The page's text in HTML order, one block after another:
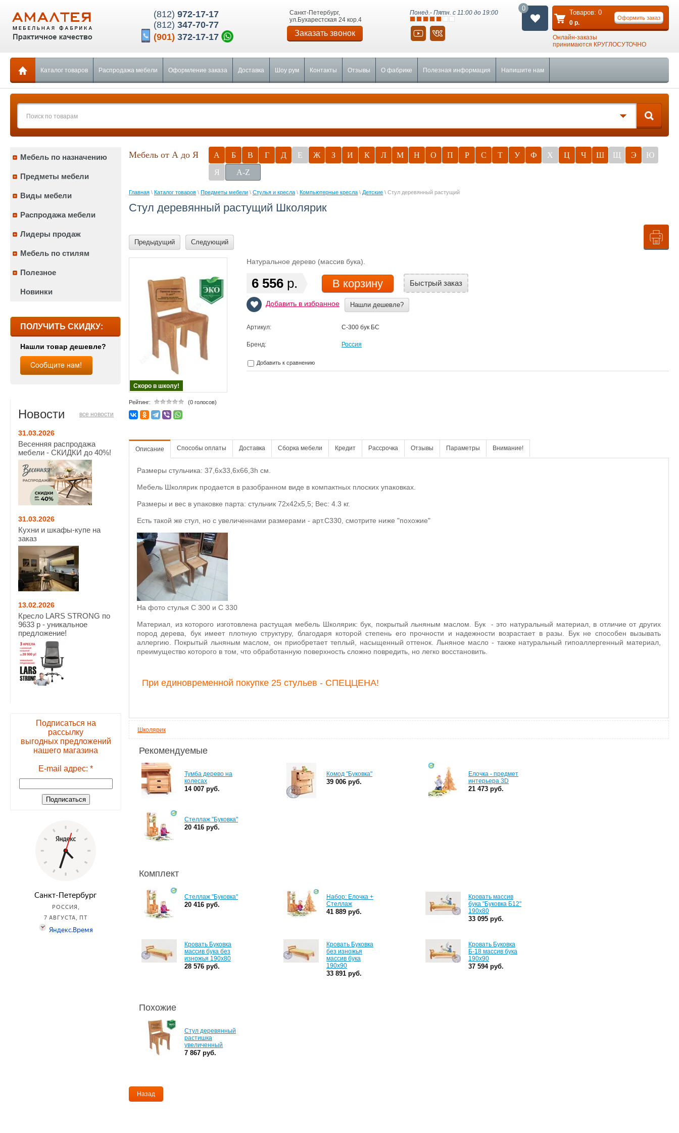
(812) 972-17-17
(812) 347-70-77
(901) 372-17-17
Санкт-Петербург,
ул.Бухарестская 24 кор.4
Заказать звонок
Понед.- Пятн. с 11:00 до 19:00
Онлайн-заказы
принимаются КРУГЛОСУТОЧНО
Оформить заказ
Товаров: 0
0 р.
0
Каталог товаров Распродажа мебели Оформление заказа Доставка Шоу рум Контакты Отзывы О фабрике Полезная информация Напишите нам
Мебель по назначению
Предметы мебели
Виды мебели
Распродажа мебели
Лидеры продаж
Мебель по стилям
Полезное
Новинки
ПОЛУЧИТЬ СКИДКУ:
Нашли товар дешевле?
Новости все новости
31.03.2026
Весенняя распродажа
мебели - СКИДКИ до 40%!
31.03.2026
Кухни и шкафы-купе на
заказ
13.02.2026
Кресло LARS STRONG по
9633 р - уникальное
предложение!
Подписаться на
рассылку
выгодных предложений
нашего магазина
E-mail адрес: *
Мебель от А до Я А Б В Г Д Е Ж З И К Л М Н О П Р С Т У Ф Х Ц Ч Ш Щ Э
Ю
Я
A-Z
Главная \ Каталог товаров \ Предметы мебели \ Стулья и кресла \ Компьютерные кресла \ Детские \ Стул деревянный растущий
Стул деревянный растущий Школярик
Предыдущий Следующий
Скоро в школу!
Рейтинг: (0 голосов)
Натуральное дерево (массив бука).
6 556 р. В корзину Быстрый заказ
Добавить в избранное Нашли дешевле?
Артикул: С-300 бук БС
Бренд: Россия
Добавить к сравнению
Описание Способы оплаты Доставка Сборка мебели Кредит Рассрочка Отзывы Параметры Внимание!
Размеры стульчика: 37,6х33,6х66,3h см.
Мебель Школярик продается в разобранном виде в компактных плоских упаковках.
Размеры и вес в упаковке парта: стульчик 72х42х5,5; Вес: 4.3 кг.
Есть такой же стул, но с увеличеннами размерами - арт.С330, смотрите ниже "похожие"
На фото стулья С 300 и С 330
Материал, из которого изготовлена растущая мебель Школярик: бук, покрытый льняным маслом. Бук - это натуральный материал, в отличие от других
пород дерева, бук имеет плотную структуру, благодаря которой степень его прочности и надежности возрастает в разы. Бук не способен вызывать
аллергию. Покрытый льняным маслом, он приобретает теплый, насыщенный оттенок. Льняное масло - также натуральный гипоаллергенный материал,
преимущество которого в том, что обработанную поверхность сложно повредить, но легко восстановить.
При единовременной покупке 25 стульев - СПЕЦЦЕНА!
Школярик
Рекомендуемые
Тумба дерево на
колесах
14 007 руб.
Комод "Буковка"
39 006 руб.
Елочка - предмет
интерьера 3D
21 473 руб.
Стеллаж "Буковка"
20 416 руб.
Комплект
Стеллаж "Буковка"
20 416 руб.
Набор: Елочка +
Стеллаж
41 889 руб.
Кровать массив
бука "Буковка Б12"
190х80
33 095 руб.
Кровать Буковка
массив бука без
изножья 190х80
28 576 руб.
Кровать Буковка
без изножья
массив бука
190х90
33 891 руб.
Кровать Буковка
Б-18 массив бука
190х90
37 594 руб.
Похожие
Стул деревянный
растишка
увеличенный
7 867 руб.
Назад